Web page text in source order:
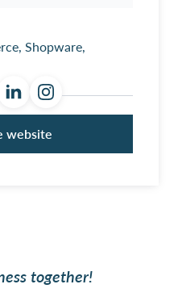
Shopware,
website
together!